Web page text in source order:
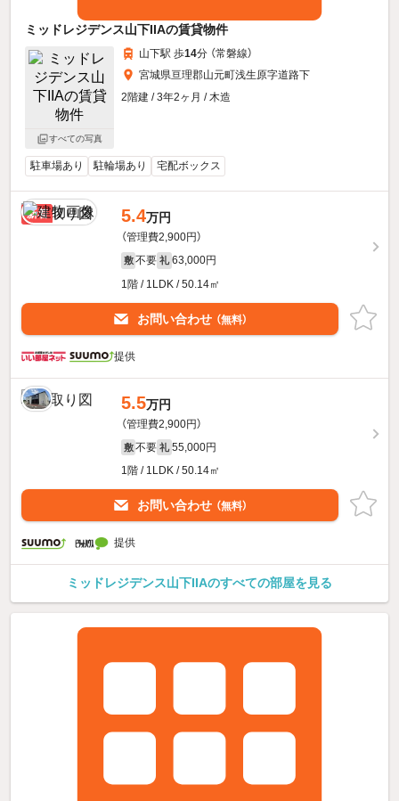
ミッドレジデンス山下IIAの賃貸物件
すべての写真
山下駅 歩14分 （常磐線）
宮城県亘理郡山元町浅生原字道路下
2階建 / 3年2ヶ月 / 木造
駐車場あり 駐輪場あり 宅配ボックス
新着 5.4万円
（管理費2,900円）
敷 不要 礼 63,000円
1階 / 1LDK / 50.14㎡
お問い合わせ （無料）
提供
5.5万円
（管理費2,900円）
敷 不要 礼 55,000円
1階 / 1LDK / 50.14㎡
お問い合わせ （無料）
提供
ミッドレジデンス山下IIAのすべての部屋を見る